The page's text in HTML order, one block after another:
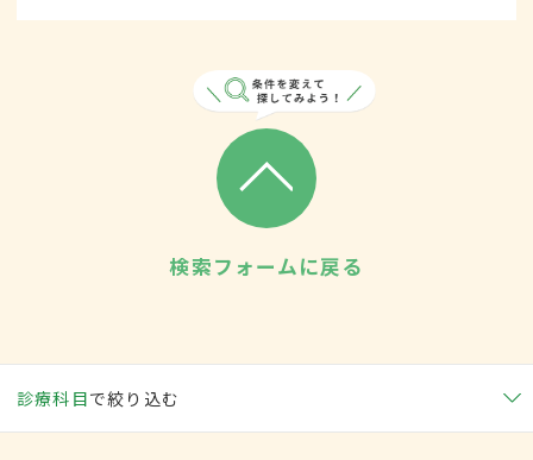
検索フォームに戻る
診療科目で絞り込む